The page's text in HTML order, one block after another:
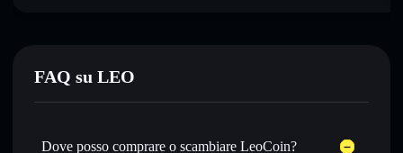
FAQ su LEO
Dove posso comprare o scambiare LeoCoin?